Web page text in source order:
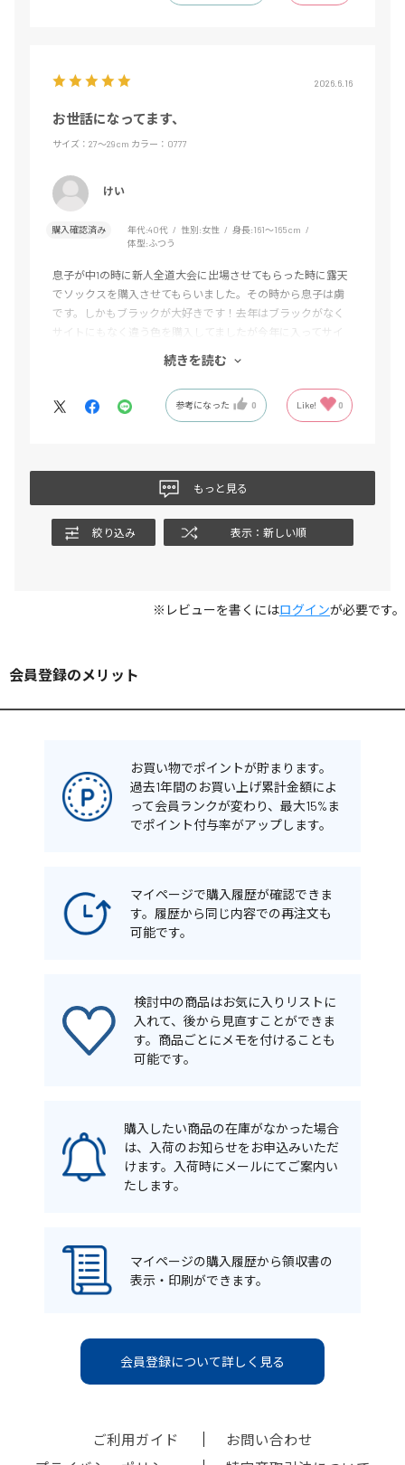
2026.6.16
お世話になってます、
サイズ：27～29cm カラー：0777
けい
購入確認済み 年代:40代 性別:女性 身長:161～165cm
体型:ふつう
息子が中1の時に新人全道大会に出場させてもらった時に露天
でソックスを購入させてもらいました。その時から息子は虜
です。しかもブラックが大好きです！去年はブラックがなく
サイトにもなく違う色を購入してましたが今年に入ってサイ
たいです！これからも購入させてもらいます。
続きを読む
参考になった 0 Like! 0
もっと見る
絞り込み 表示：新しい順
※レビューを書くにはログインが必要です。
会員登録のメリット
お買い物でポイントが貯まります。
過去1年間のお買い上げ累計金額によ
って会員ランクが変わり、最大15%ま
でポイント付与率がアップします。
マイページで購入履歴が確認できま
す。履歴から同じ内容での再注文も
可能です。
検討中の商品はお気に入りリストに
入れて、後から見直すことができま
す。商品ごとにメモを付けることも
可能です。
購入したい商品の在庫がなかった場合
は、入荷のお知らせをお申込みいただ
けます。入荷時にメールにてご案内い
たします。
マイページの購入履歴から領収書の
表示・印刷ができます。
会員登録について詳しく見る
ご利用ガイド
お問い合わせ